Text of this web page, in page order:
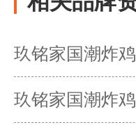
玖铭家国潮炸
本？
玖铭家国潮炸